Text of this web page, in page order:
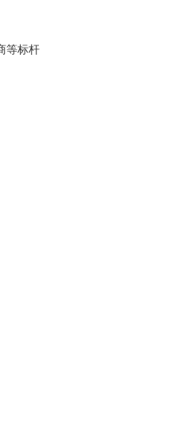
等标杆